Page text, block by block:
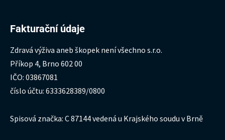
Fakturační údaje
Zdravá výživa aneb škopek není všechno s.r.o.
Příkop 4, Brno 602 00
IČO: 03867081
číslo účtu: 6333628389/0800
Spisová značka: C 87144 vedená u Krajského soudu v Brně